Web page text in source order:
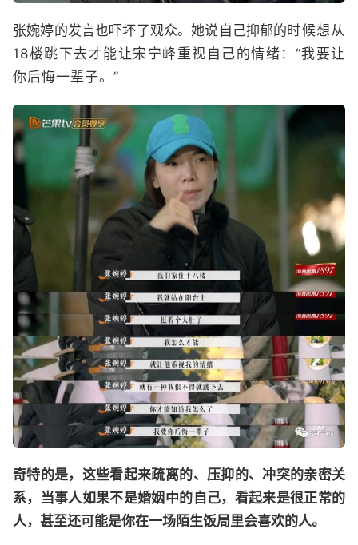
张婉婷的发言也吓坏了观众。她说自己抑郁的时候想从
18楼跳下去才能让宋宁峰重视自己的情绪：“我要让
你后悔一辈子。”
奇特的是，这些看起来疏离的、压抑的、冲突的亲密关
系，当事人如果不是婚姻中的自己，看起来是很正常的
人，甚至还可能是你在一场陌生饭局里会喜欢的人。